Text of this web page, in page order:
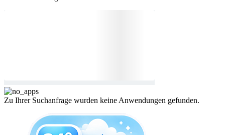
Zu Ihrer Suchanfrage wurden keine Anwendungen gefunden.